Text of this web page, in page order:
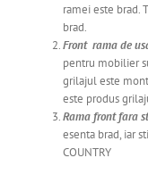
ramei este brad.
brad.
Front rama de
pentru mobilier
grilajul este
este produs
Rama front fara
esenta brad, iar
COUNTRY